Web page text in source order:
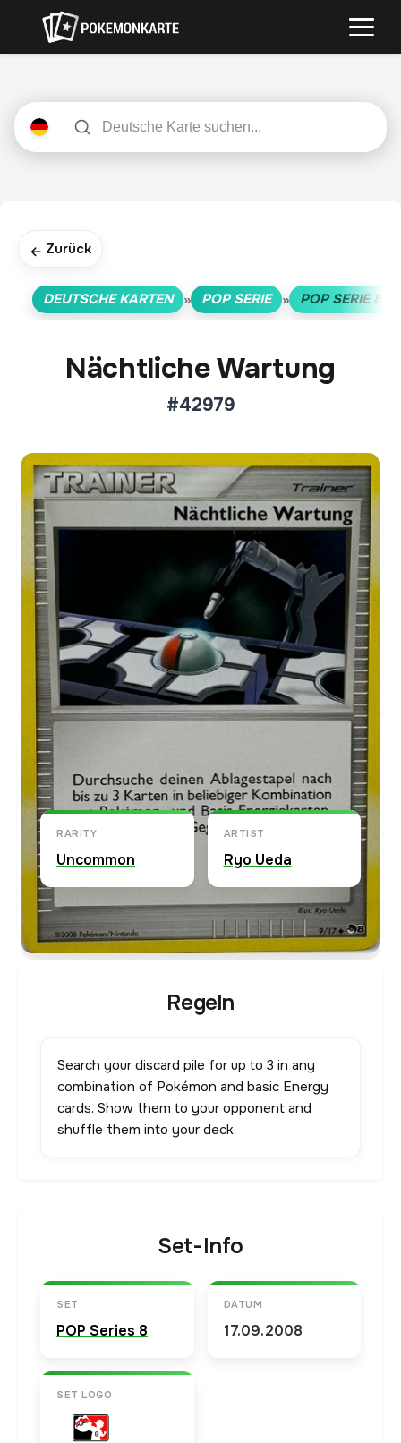
← Zurück
DEUTSCHE KARTEN » POP SERIE » POP SERIE 8
Nächtliche Wartung
#42979
Aktueller Marktpreis
€2,79
Normal
Preise werden täglich aktualisiert.
Karten-Info Englische Version →
RARITY
Uncommon
ARTIST
Ryo Ueda
Regeln
Search your discard pile for up to 3 in any
combination of Pokémon and basic Energy
cards. Show them to your opponent and
shuffle them into your deck.
Set-Info
SET
POP Series 8
DATUM
17.09.2008
SET LOGO